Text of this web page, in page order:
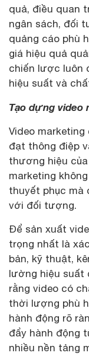
quả, điều quan
ngân sách, đối
quảng cáo phù
giá hiệu quả
chiến lược luôn
hiệu suất và
Tạo dựng video
Video
đạt thông điệp
thương hiệu
marketing
thuyết phục mà
với đối tượng.
Để sản xuất
trọng nhất là
bản, kỹ thuật,
lường hiệu suất
rằng video có
thời lượng phù
hành động rõ
đẩy hành động
nhiều nền tảng